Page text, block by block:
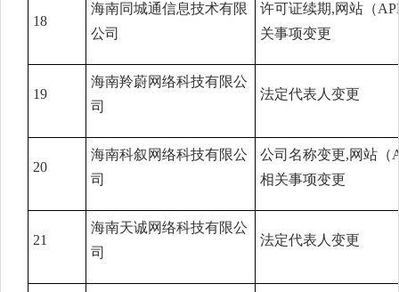
18
海南同城通信息技术有限
公司
许可证续期,网站（
关事项变更
19
海南羚蔚网络科技有限公
司
法定代表人变更
20
海南科叙网络科技有限公
司
公司名称变更,网站（
相关事项变更
21
海南天诚网络科技有限公
司
法定代表人变更